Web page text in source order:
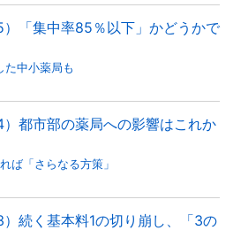
）「集中率85％以下」かどうかで
た中小薬局も
）都市部の薬局への影響はこれか
ば「さらなる方策」
）続く基本料1の切り崩し、「3の